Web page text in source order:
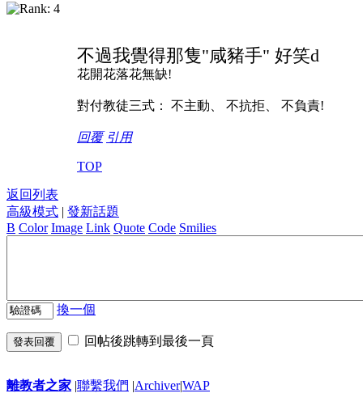
不過我覺得那隻"咸豬手" 好笑d
花開花落花無缺!
對付教徒三式： 不主動、 不抗拒、 不負責!
回覆 引用
TOP
返回列表
高級模式 | 發新話題
B Color Image Link Quote Code Smilies
換一個
發表回覆 回帖後跳轉到最後一頁
離教者之家 |聯繫我們 |Archiver|WAP